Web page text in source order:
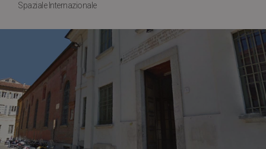
Spaziale Internazionale